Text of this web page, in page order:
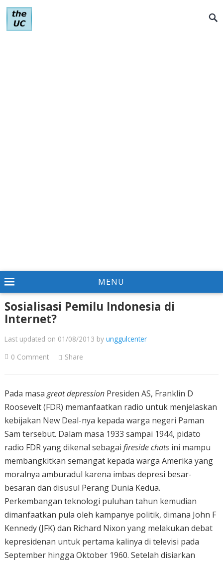
MENU
Sosialisasi Pemilu Indonesia di
Internet?
Last updated on 01/08/2013 by unggulcenter
0 Comment
Share
Pada masa great depressionPresiden AS, Franklin D
Roosevelt (FDR) memanfaatkan radio untuk menjelaskan
kebijakan New Deal-nya kepada warga negeri Paman
Sam tersebut. Dalam masa 1933 sampai 1944, pidato
radio FDR yang dikenal sebagai fireside chatsini mampu
membangkitkan semangat kepada warga Amerika yang
moralnya amburadul karena imbas depresi besar-
besaran dan disusul Perang Dunia Kedua.
Perkembangan teknologi puluhan tahun kemudian
dimanfaatkan pula oleh kampanye politik, dimana John F
Kennedy (JFK) dan Richard Nixon yang melakukan debat
kepresidenan untuk pertama kalinya di televisi pada
September hingga Oktober 1960. Setelah disiarkan